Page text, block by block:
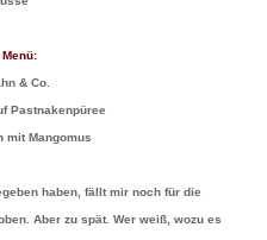
& Co.
Pastnakenpüree
mit Mangomus
haben, fällt mir noch für die
Aber zu spät. Wer weiß, wozu es